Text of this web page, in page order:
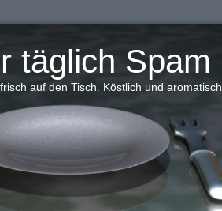
täglich Spam
auf den Tisch. Köstlich und aromatisch.